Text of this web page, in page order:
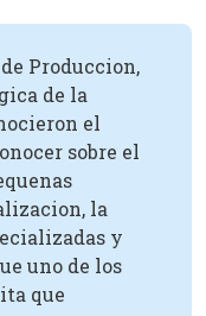
Produccion,
de la
el
sobre el
la
y
uno de los
que